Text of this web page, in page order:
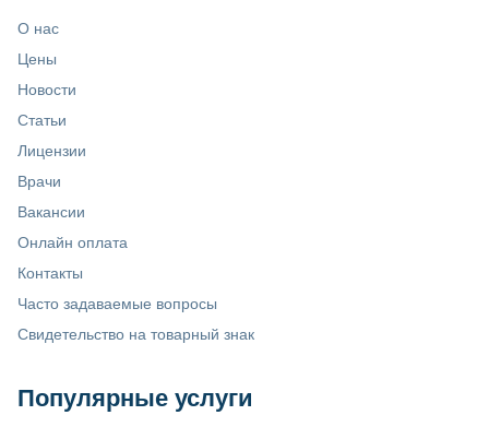
О нас
Цены
Новости
Статьи
Лицензии
Врачи
Вакансии
Онлайн оплата
Контакты
Часто задаваемые вопросы
Свидетельство на товарный знак
Популярные услуги